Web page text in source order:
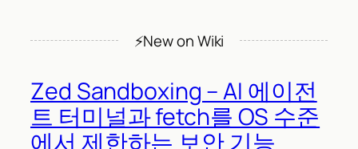
⚡New on Wiki
Zed Sandboxing – AI 에이전
트 터미널과 fetch를 OS 수준
에서 제한하는 보안 기능